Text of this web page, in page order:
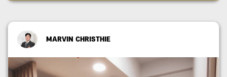
MARVIN CHRISTHIE